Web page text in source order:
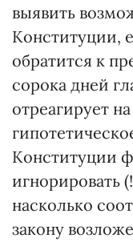
выявить
Конституции,
обратится к
сорока дней
отреагирует
Конституции
игнорировать
насколько
закону